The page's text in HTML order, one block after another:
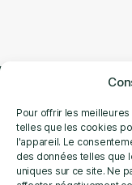
Pour offrir les
telles que les cookies
l'appareil. Le
des données telles que
uniques sur ce site. Ne
Charte de